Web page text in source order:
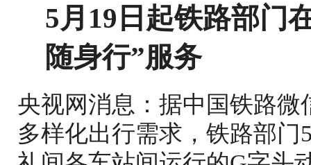
5月19日起铁路部门
随身行”服务
央视网消息：据中国铁路
多样化出行需求，铁路部门